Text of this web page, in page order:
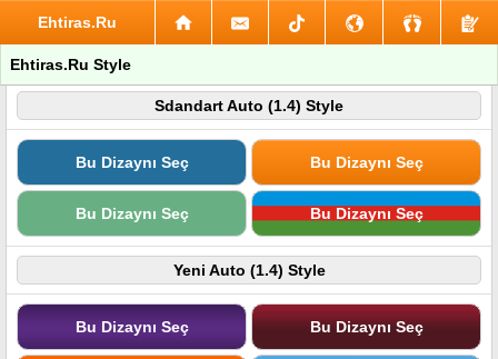
Ehtiras.Ru
Ehtiras.Ru Style
Sdandart Auto (1.4) Style
Bu Dizaynı Seç Bu Dizaynı Seç
Bu Dizaynı Seç Bu Dizaynı Seç
Yeni Auto (1.4) Style
Bu Dizaynı Seç Bu Dizaynı Seç